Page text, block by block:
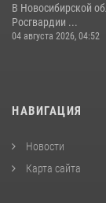
В Новосибирской
Росгвардии ...
04 августа 2026, 04:52
НАВИГАЦИЯ
Новости
Карта сайта